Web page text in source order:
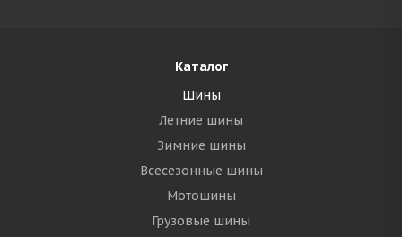
Каталог
Шины
Летние шины
Зимние шины
Всесезонные шины
Мотошины
Грузовые шины